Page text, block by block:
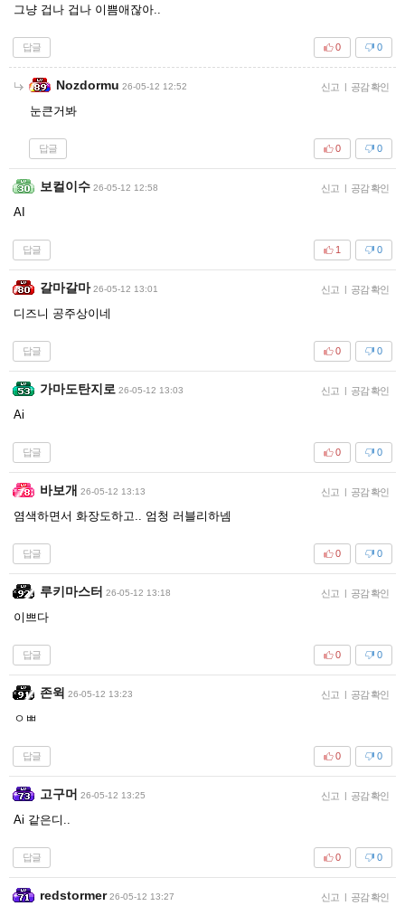
그냥 겁나 겁나 이쁨애잖아..
답글 0
0
Nozdormu 26-05-12 12:52 신고 | 공감 확인
눈큰거봐
답글 0
0
보컬이수 26-05-12 12:58 신고 | 공감 확인
AI
답글 0
1
갈마갈마 26-05-12 13:01 신고 | 공감 확인
디즈니 공주상이네
답글 0
0
가마도탄지로 26-05-12 13:03 신고 | 공감 확인
Ai
답글 0
0
바보개 26-05-12 13:13 신고 | 공감 확인
염색하면서 화장도하고.. 엄청 러블리하넴
답글 0
0
루키마스터 26-05-12 13:18 신고 | 공감 확인
이쁘다
답글 0
0
존윅 26-05-12 13:23 신고 | 공감 확인
ㅇㅃ
답글 0
0
고구머 26-05-12 13:25 신고 | 공감 확인
Ai 같은디..
답글 0
0
redstormer 26-05-12 13:27 신고 | 공감 확인